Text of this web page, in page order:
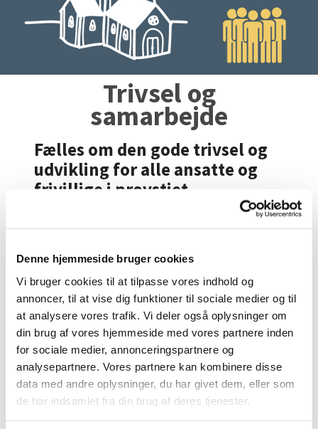
Denne hjemmeside bruger cookies
Vi bruger cookies til at tilpasse vores indhold og
annoncer, til at vise dig funktioner til sociale medier og til
at analysere vores trafik. Vi deler også oplysninger om
din brug af vores hjemmeside med vores partnere inden
for sociale medier, annonceringspartnere og
analysepartnere. Vores partnere kan kombinere disse
data med andre oplysninger, du har givet dem, eller som
de har indsamlet fra din brug af deres tjenester.
Trivsel og
samarbejde
Fælles om den gode trivsel og
udvikling for alle ansatte og
frivillige i provstiet
Det skal være godt at gå på arbejde. Det
Folkekirken er i stigende grad kommet på
dagsordenen i alle niveauer - fra stift til
menighedsråd. I Roskilde Domprovsti
bakker vi op om det forsatte arbejde. Et
godt arbejdsmiljø er en forudsætning for
arbejdsglæde, for at vi kan udføre vores
opgave som kirke, og for at vi kan tilbyde en
anstændig og attraktiv arbejdsplads for nye
præster, ansatte og frivillige.
Det gode arbejdsmiljø -